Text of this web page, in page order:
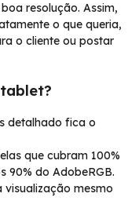
resolução. Assim,
o que queria,
o cliente ou postar
detalhado fica o
que cubram 100%
90% do AdobeRGB.
visualização mesmo